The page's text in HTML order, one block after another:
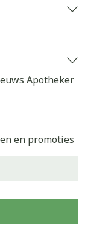
Apotheker
en promoties